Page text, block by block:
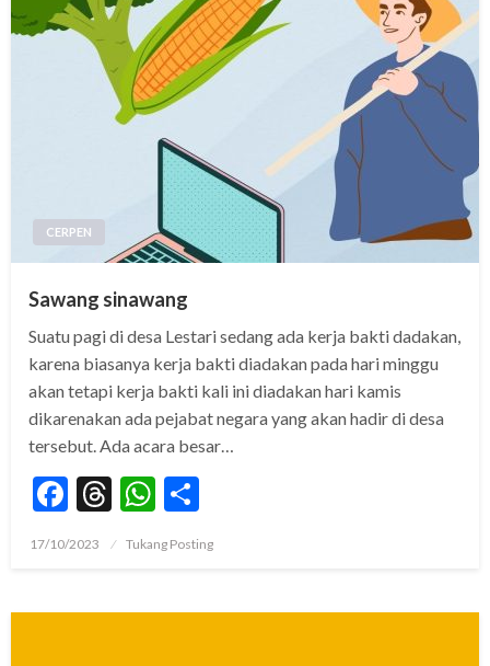
CERPEN
Sawang sinawang
Suatu pagi di desa Lestari sedang ada kerja bakti dadakan,
karena biasanya kerja bakti diadakan pada hari minggu
akan tetapi kerja bakti kali ini diadakan hari kamis
dikarenakan ada pejabat negara yang akan hadir di desa
tersebut. Ada acara besar…
Facebook
Threads
WhatsApp
Posted
17/10/2023 Tukang Posting